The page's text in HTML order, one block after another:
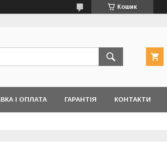
Кошик
І ОПЛАТА ГАРАНТІЯ КОНТАКТИ